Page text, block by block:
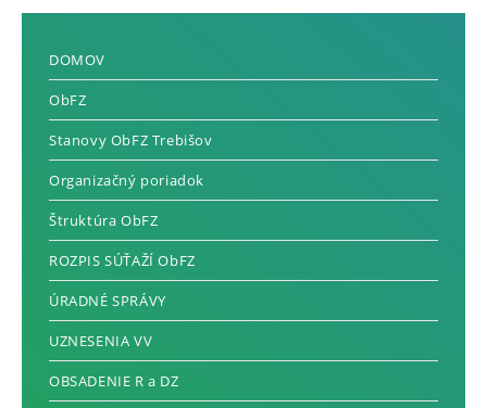
DOMOV
ObFZ
Stanovy ObFZ Trebišov
Organizačný poriadok
Štruktúra ObFZ
ROZPIS SÚŤAŽÍ ObFZ
ÚRADNÉ SPRÁVY
UZNESENIA VV
OBSADENIE R a DZ